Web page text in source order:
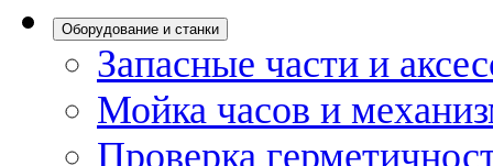
Оборудование и станки
Запасные части и
Мойка часов и
Проверка